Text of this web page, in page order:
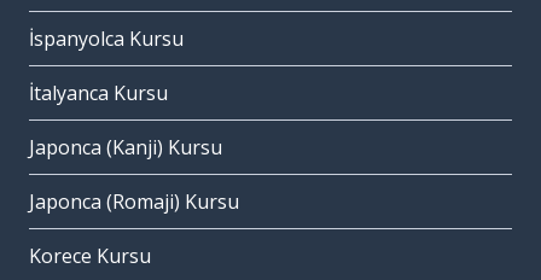
İspanyolca Kursu
İtalyanca Kursu
Japonca (Kanji) Kursu
Japonca (Romaji) Kursu
Korece Kursu